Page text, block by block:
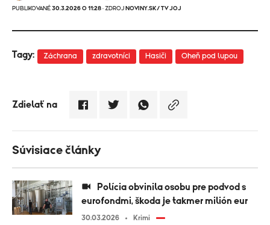
PUBLIKOVANÉ 30.3.2026 O 11:28 · ZDROJ NOVINY.SK/ TV JOJ
Tagy: Záchrana zdravotníci Hasiči Oheň pod lupou
Zdielať na
Súvisiace články
eurofondmi, škoda je takmer milión eur
30.03.2026 Krimi